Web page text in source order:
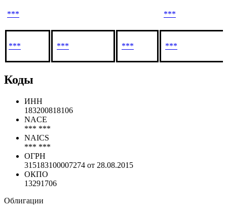
*** ***
*** *** *** ***
Коды
ИНН
183200818106
NACE
*** ***
NAICS
*** ***
ОГРН
315183100007274 от 28.08.2015
ОКПО
13291706
Облигации